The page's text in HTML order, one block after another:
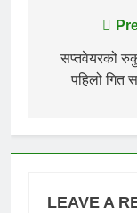
सप्तवेयरको
पहिलो गित
LEAVE A